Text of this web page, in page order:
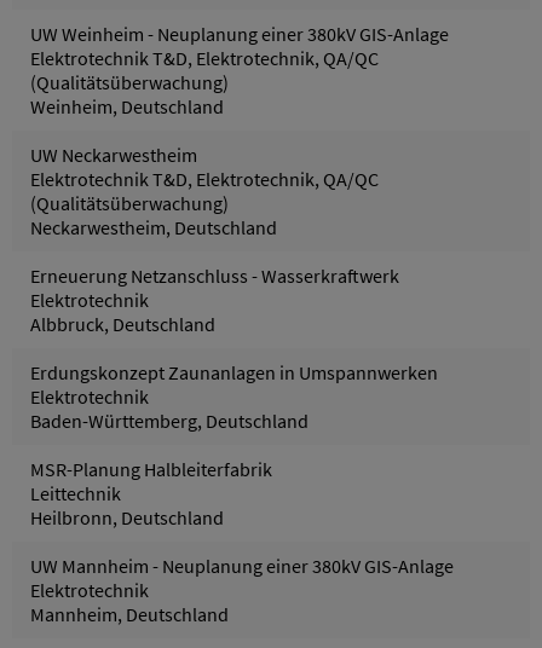
UW Weinheim - Neuplanung einer 380kV GIS-Anlage
Elektrotechnik T&D, Elektrotechnik, QA/QC
(Qualitätsüberwachung)
Weinheim, Deutschland
UW Neckarwestheim
Elektrotechnik T&D, Elektrotechnik, QA/QC
(Qualitätsüberwachung)
Neckarwestheim, Deutschland
Erneuerung Netzanschluss - Wasserkraftwerk
Elektrotechnik
Albbruck, Deutschland
Erdungskonzept Zaunanlagen in Umspannwerken
Elektrotechnik
Baden-Württemberg, Deutschland
MSR-Planung Halbleiterfabrik
Leittechnik
Heilbronn, Deutschland
UW Mannheim - Neuplanung einer 380kV GIS-Anlage
Elektrotechnik
Mannheim, Deutschland